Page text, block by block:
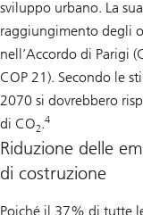
sviluppo urbano. La
raggiungimento degli
nell’Accordo di Parigi
COP 21). Secondo le
2070 si dovrebbero
di CO2.4
Riduzione delle
di costruzione
Poiché il 37% di tutte